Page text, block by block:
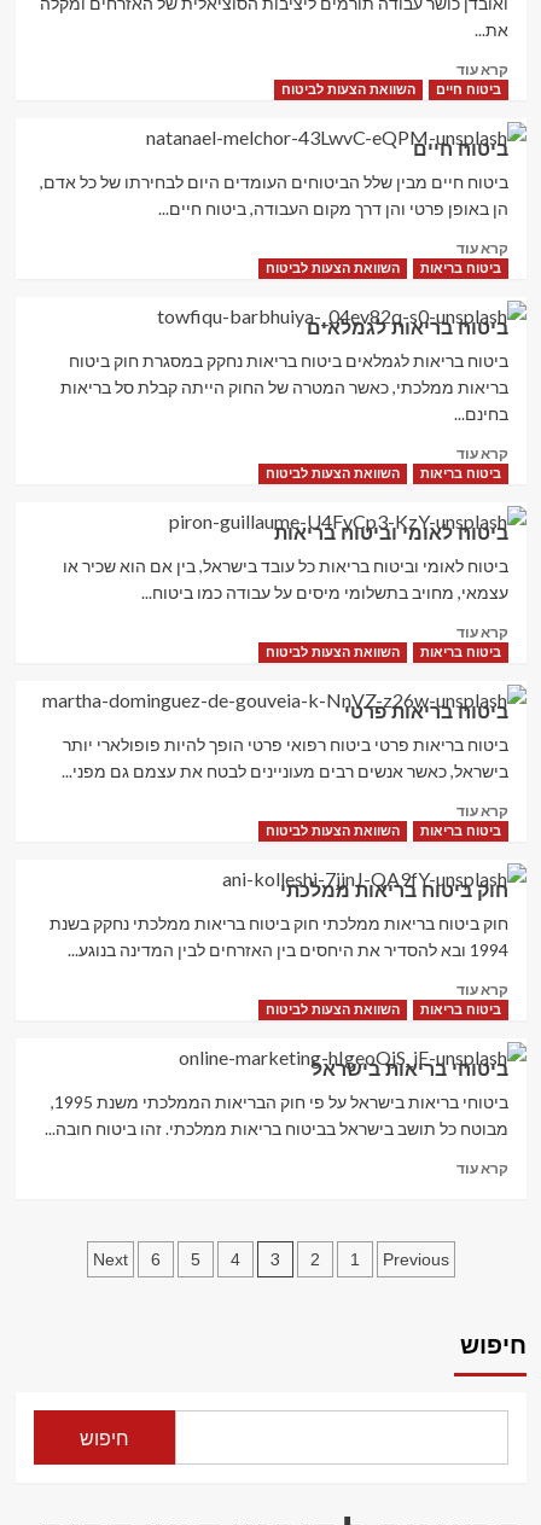
את...
קרא עודRead
more
פדיון
מוקדם
של
פוליסת
חיים
ביטוח חיים השוואת הצעות לביטוח
ביטוח חיים
ביטוח חיים מבין שלל הביטוחים העומדים היום לבחירתו של כל אדם,
הן באופן פרטי והן דרך מקום העבודה, ביטוח חיים...
קרא עודRead
more
ביטוח
חיים
ביטוח בריאות השוואת הצעות לביטוח
ביטוח בריאות לגמלאים
ביטוח בריאות לגמלאים ביטוח בריאות נחקק במסגרת חוק ביטוח
בריאות ממלכתי, כאשר המטרה של החוק הייתה קבלת סל בריאות
בחינם...
קרא עודRead
more
ביטוח
בריאות
לגמלאים
ביטוח בריאות השוואת הצעות לביטוח
ביטוח לאומי וביטוח בריאות
ביטוח לאומי וביטוח בריאות כל עובד בישראל, בין אם הוא שכיר או
עצמאי, מחויב בתשלומי מיסים על עבודה כמו ביטוח...
קרא עודRead
more
ביטוח
לאומי
וביטוח
בריאות
ביטוח בריאות השוואת הצעות לביטוח
ביטוח בריאות פרטי
ביטוח בריאות פרטי ביטוח רפואי פרטי הופך להיות פופולארי יותר
בישראל, כאשר אנשים רבים מעוניינים לבטח את עצמם גם מפני...
קרא עודRead
more
ביטוח
בריאות
פרטי
ביטוח בריאות השוואת הצעות לביטוח
חוק ביטוח בריאות ממלכתי
חוק ביטוח בריאות ממלכתי חוק ביטוח בריאות ממלכתי נחקק בשנת
1994 ובא להסדיר את היחסים בין האזרחים לבין המדינה בנוגע...
קרא עודRead
more
חוק
ביטוח
בריאות
ממלכתי
ביטוח בריאות השוואת הצעות לביטוח
ביטוחי בריאות בישראל
ביטוחי בריאות בישראל על פי חוק הבריאות הממלכתי משנת 1995,
מבוטח כל תושב בישראל בביטוח בריאות ממלכתי. זהו ביטוח חובה...
קרא עודRead
בריאות
בישראל
Posts
Previous
1
2
3
4
5
6
Next
חיפוש
חיפוש